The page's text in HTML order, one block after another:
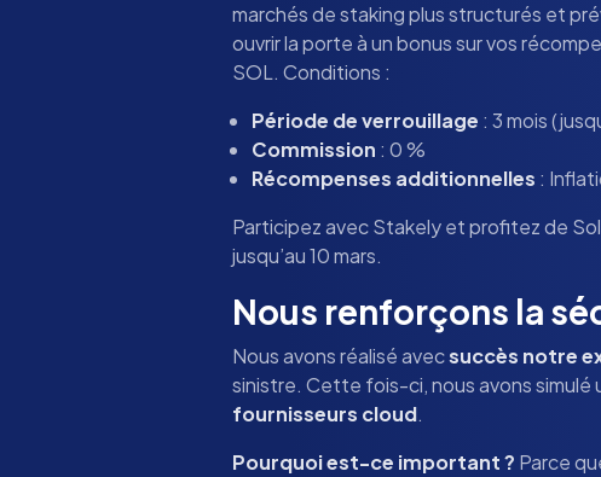
marchés de staking plus structurés et
ouvrir la porte à un bonus sur vos
SOL. Conditions :
Période de verrouillage : 3 mois
Commission : 0 %
Récompenses additionnelles :
Participez avec Stakely et profitez de
jusqu’au 10 mars.
Nous renforçons la
Nous avons réalisé avecsuccès notre
sinistre. Cette fois-ci, nous avons simulé
fournisseurs cloud.
Pourquoi est-ce important ? Parce